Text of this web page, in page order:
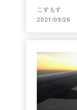
こすもす
2021/09/26